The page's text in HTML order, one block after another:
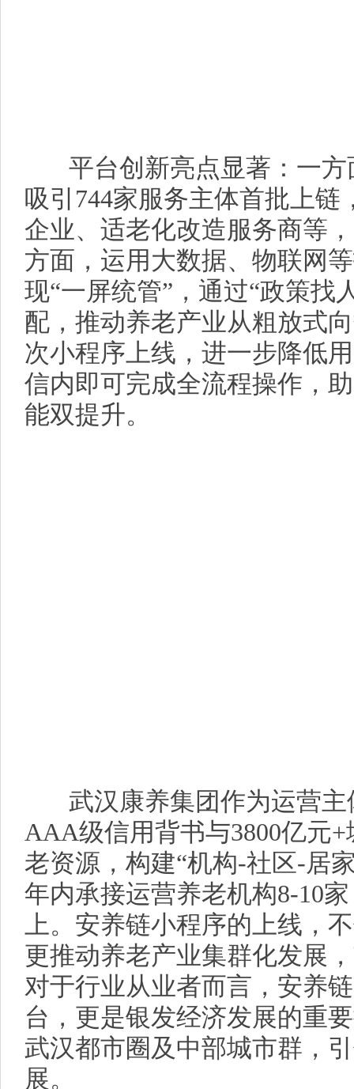
平台创新亮点显著：一方
吸引744家服务主体首批上
企业、适老化改造服务商等
方面，运用大数据、物联网
现“一屏统管”，通过“政策找
配，推动养老产业从粗放式
次小程序上线，进一步降低
信内即可完成全流程操作，
能双提升。
武汉康养集团作为运营主
AAA级信用背书与3800亿元
老资源，构建“机构-社区-居
年内承接运营养老机构8-10
上。安养链小程序的上线，
更推动养老产业集群化发展
对于行业从业者而言，安养
台，更是银发经济发展的重
武汉都市圈及中部城市群，
展。